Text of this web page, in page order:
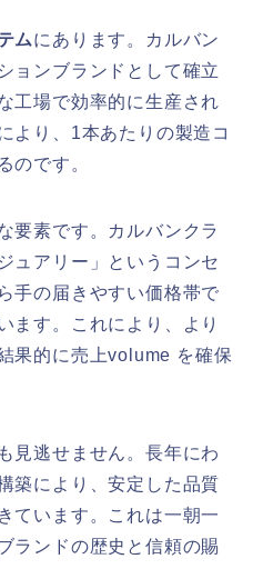
ムにあります。カルバン
ョンブランドとして確立
工場で効率的に生産され
より、1本あたりの製造コ
のです。
要素です。カルバンクラ
ュアリー」というコンセ
手の届きやすい価格帯で
ます。これにより、より
果的に売上volume を確保
見逃せません。長年にわ
築により、安定した品質
ています。これは一朝一
ランドの歴史と信頼の賜